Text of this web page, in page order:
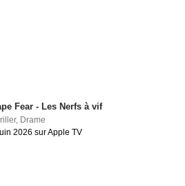
Fear - Les Nerfs à vif
, Drame
2026 sur Apple TV